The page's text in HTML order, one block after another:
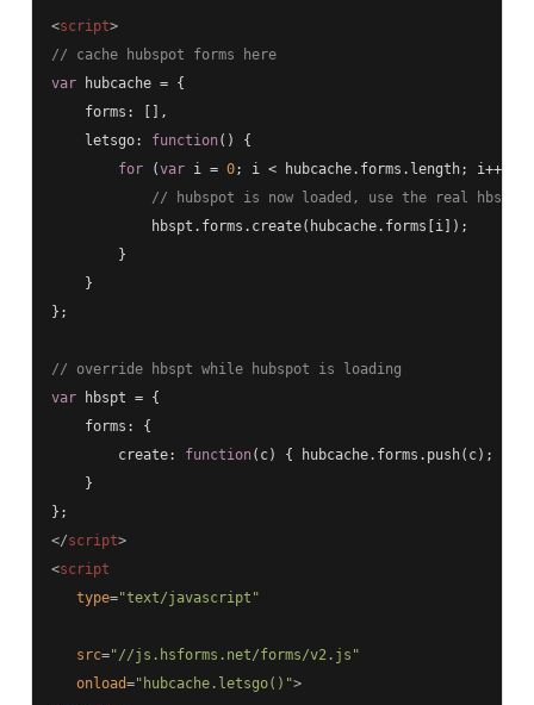
<script>
// cache hubspot forms here
var hubcache = {
    forms: [],
    letsgo:
function()
{
for (var i = 0; i < hubcache.forms.length; i++) {
// hubspot is now loaded, use the real hbspt
            hbspt.forms.create(hubcache.forms[i]);
        }
    }
};
// override hbspt while hubspot is loading
var hbspt = {
    forms: {
        create:
function(c)
{ hubcache.forms.push(c); }
    }
</script>
<script
type="text/javascript"
src="//js.hsforms.net/forms/v2.js"
onload="hubcache.letsgo()">